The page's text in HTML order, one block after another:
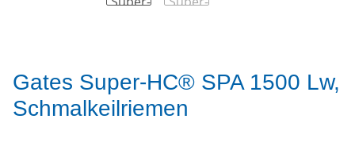
Gates Super-HC® SPA 1500 Lw,
Schmalkeilriemen